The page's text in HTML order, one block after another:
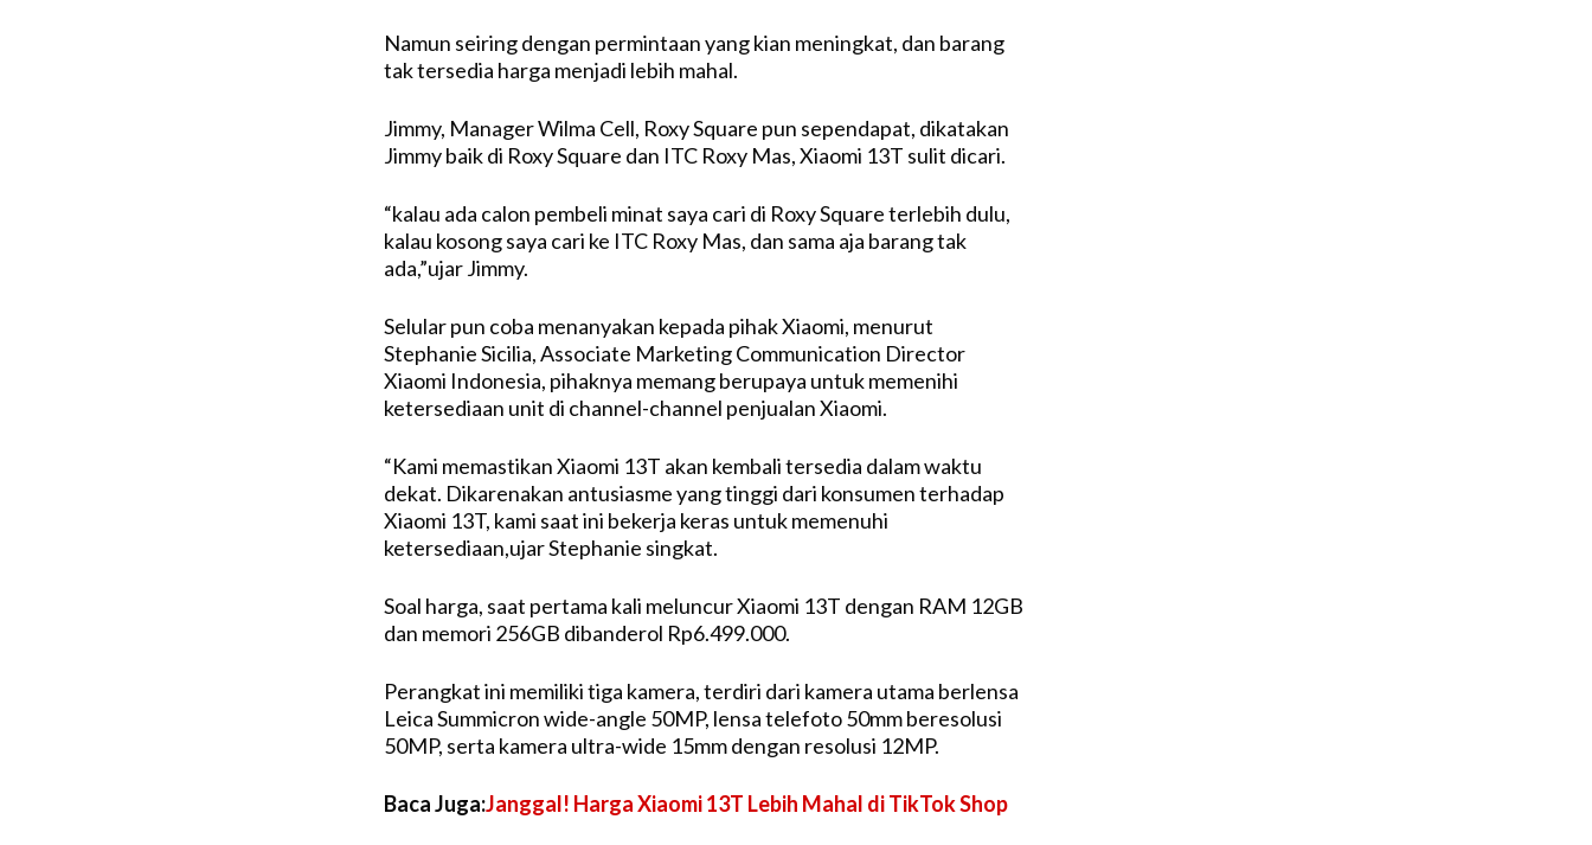
Namun seiring dengan permintaan yang kian meningkat, dan barang
tak tersedia harga menjadi lebih mahal.
Jimmy, Manager Wilma Cell, Roxy Square pun sependapat, dikatakan
Jimmy baik di Roxy Square dan ITC Roxy Mas, Xiaomi 13T sulit dicari.
“kalau ada calon pembeli minat saya cari di Roxy Square terlebih dulu,
kalau kosong saya cari ke ITC Roxy Mas, dan sama aja barang tak
ada,”ujar Jimmy.
Selular pun coba menanyakan kepada pihak Xiaomi, menurut
Stephanie Sicilia, Associate Marketing Communication Director
Xiaomi Indonesia, pihaknya memang berupaya untuk memenihi
ketersediaan unit di channel-channel penjualan Xiaomi.
“Kami memastikan Xiaomi 13T akan kembali tersedia dalam waktu
dekat. Dikarenakan antusiasme yang tinggi dari konsumen terhadap
Xiaomi 13T, kami saat ini bekerja keras untuk memenuhi
ketersediaan,ujar Stephanie singkat.
Soal harga, saat pertama kali meluncur Xiaomi 13T dengan RAM 12GB
dan memori 256GB dibanderol Rp6.499.000.
Perangkat ini memiliki tiga kamera, terdiri dari kamera utama berlensa
Leica Summicron wide-angle 50MP, lensa telefoto 50mm beresolusi
50MP, serta kamera ultra-wide 15mm dengan resolusi 12MP.
Baca Juga:Janggal! Harga Xiaomi 13T Lebih Mahal di TikTok Shop